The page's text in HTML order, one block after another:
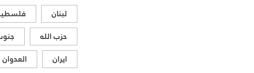
لبنان
حزب الله
ايران